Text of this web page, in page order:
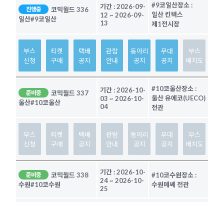
진행중
코믹월드 336
일산#9코일산
기간 :2026-09-
12 ~ 2026-09-
13
#9코일산장소 :
일산 킨텍스
제1전시장
부스
신청
티켓
구매
택배
공지
관람
안내
동아리
공지
무대
공지
부스
배치도
준비중
코믹월드 337
울산#10코울산
기간 :2026-10-
03 ~ 2026-10-
04
#10코울산장소 :
울산 유에코(UECO)
전관
부스
신청
티켓
구매
택배
공지
관람
안내
동아리
공지
무대
공지
부스
배치도
준비중
코믹월드 338
수원#10코수원
기간 :2026-10-
24~ 2026-10-
25
#10코수원장소 :
수원메쎄 전관